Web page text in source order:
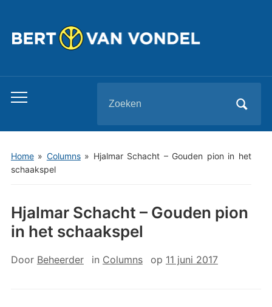
Toggle
menu
naar:
Home» Columns» Hjalmar Schacht – Gouden pion in het
schaakspel
Hjalmar Schacht – Gouden pion
in het schaakspel
Door Beheerder in Columns op 11 juni 2017